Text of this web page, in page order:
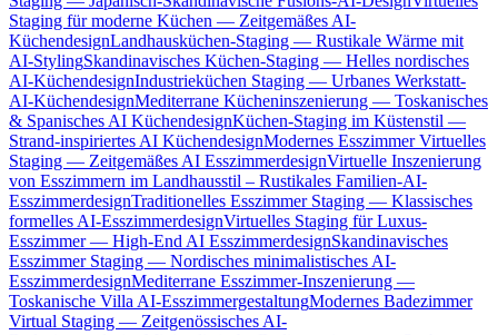
Staging für moderne Küchen — Zeitgemäßes AI-
KüchendesignLandhausküchen-Staging — Rustikale Wärme mit
AI-StylingSkandinavisches Küchen-Staging — Helles nordisches
AI-KüchendesignIndustrieküchen Staging — Urbanes Werkstatt-
AI-KüchendesignMediterrane Kücheninszenierung — Toskanisches
& Spanisches AI KüchendesignKüchen-Staging im Küstenstil —
Strand-inspiriertes AI KüchendesignModernes Esszimmer Virtuelles
Staging — Zeitgemäßes AI EsszimmerdesignVirtuelle Inszenierung
von Esszimmern im Landhausstil – Rustikales Familien-AI-
EsszimmerdesignTraditionelles Esszimmer Staging — Klassisches
formelles AI-EsszimmerdesignVirtuelles Staging für Luxus-
Esszimmer — High-End AI EsszimmerdesignSkandinavisches
Esszimmer Staging — Nordisches minimalistisches AI-
EsszimmerdesignMediterrane Esszimmer-Inszenierung —
Toskanische Villa AI-EsszimmergestaltungModernes Badezimmer
Virtual Staging — Zeitgenössisches AI-